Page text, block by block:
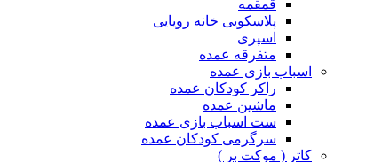
قمقمه
پلاسکویی خانه رویایی
اسپری
متفرقه عمده
اسباب بازی عمده
راکر کودکان عمده
ماشین عمده
ست اسباب بازی عمده
سرگرمی کودکان عمده
کاتر ( موکت بر )